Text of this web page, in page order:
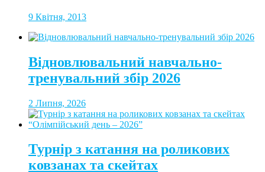
9 Квітня, 2013
Відновлювальний навчально-
тренувальний збір 2026
2 Липня, 2026
Турнір з катання на роликових
ковзанах та скейтах